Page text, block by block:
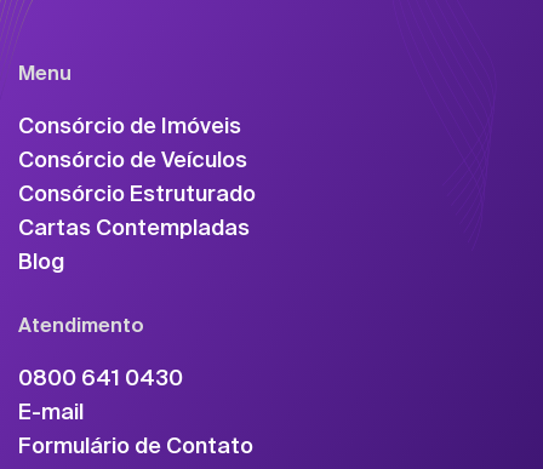
Menu
Consórcio de Imóveis
Consórcio de Veículos
Consórcio Estruturado
Cartas Contempladas
Blog
Atendimento
0800 641 0430
E-mail
Formulário de Contato